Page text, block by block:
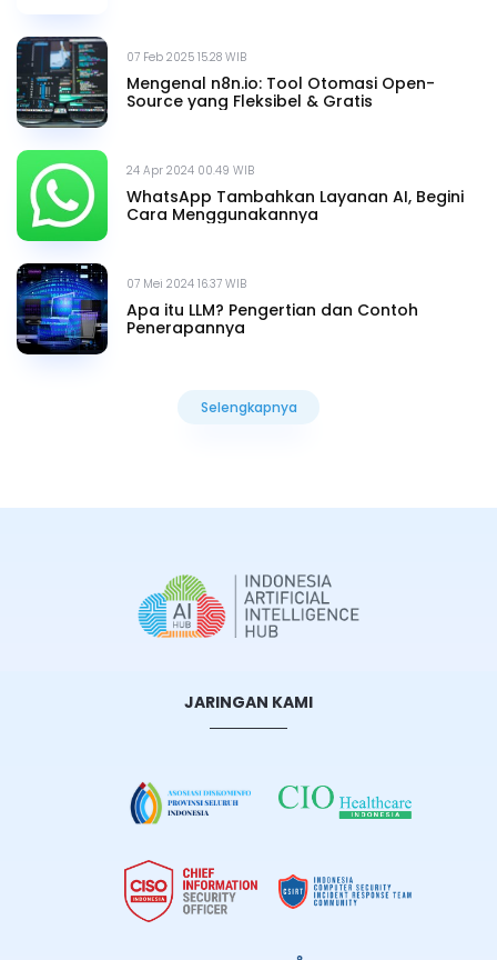
07 Feb 2025 15.28 WIB
Mengenal n8n.io: Tool Otomasi Open-
Source yang Fleksibel & Gratis
24 Apr 2024 00.49 WIB
WhatsApp Tambahkan Layanan AI, Begini
Cara Menggunakannya
07 Mei 2024 16.37 WIB
Apa itu LLM? Pengertian dan Contoh
Penerapannya
Selengkapnya
JARINGAN KAMI